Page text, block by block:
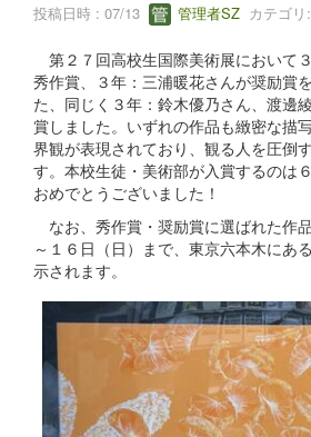
投稿日時 : 07/13 管理者SZ カテゴリ:
第２７回高校生国際美術展において
秀作賞、３年：三浦暖花さんが奨励賞
た、同じく３年：鈴木優乃さん、渡邊
賞しました。いずれの作品も緻密な描
界観が表現されており、観る人を圧倒
す。本校生徒・美術部が入賞するのは
おめでとうございました！
なお、秀作賞・奨励賞に選ばれた作
～１６日（日）まで、東京六本木にあ
示されます。